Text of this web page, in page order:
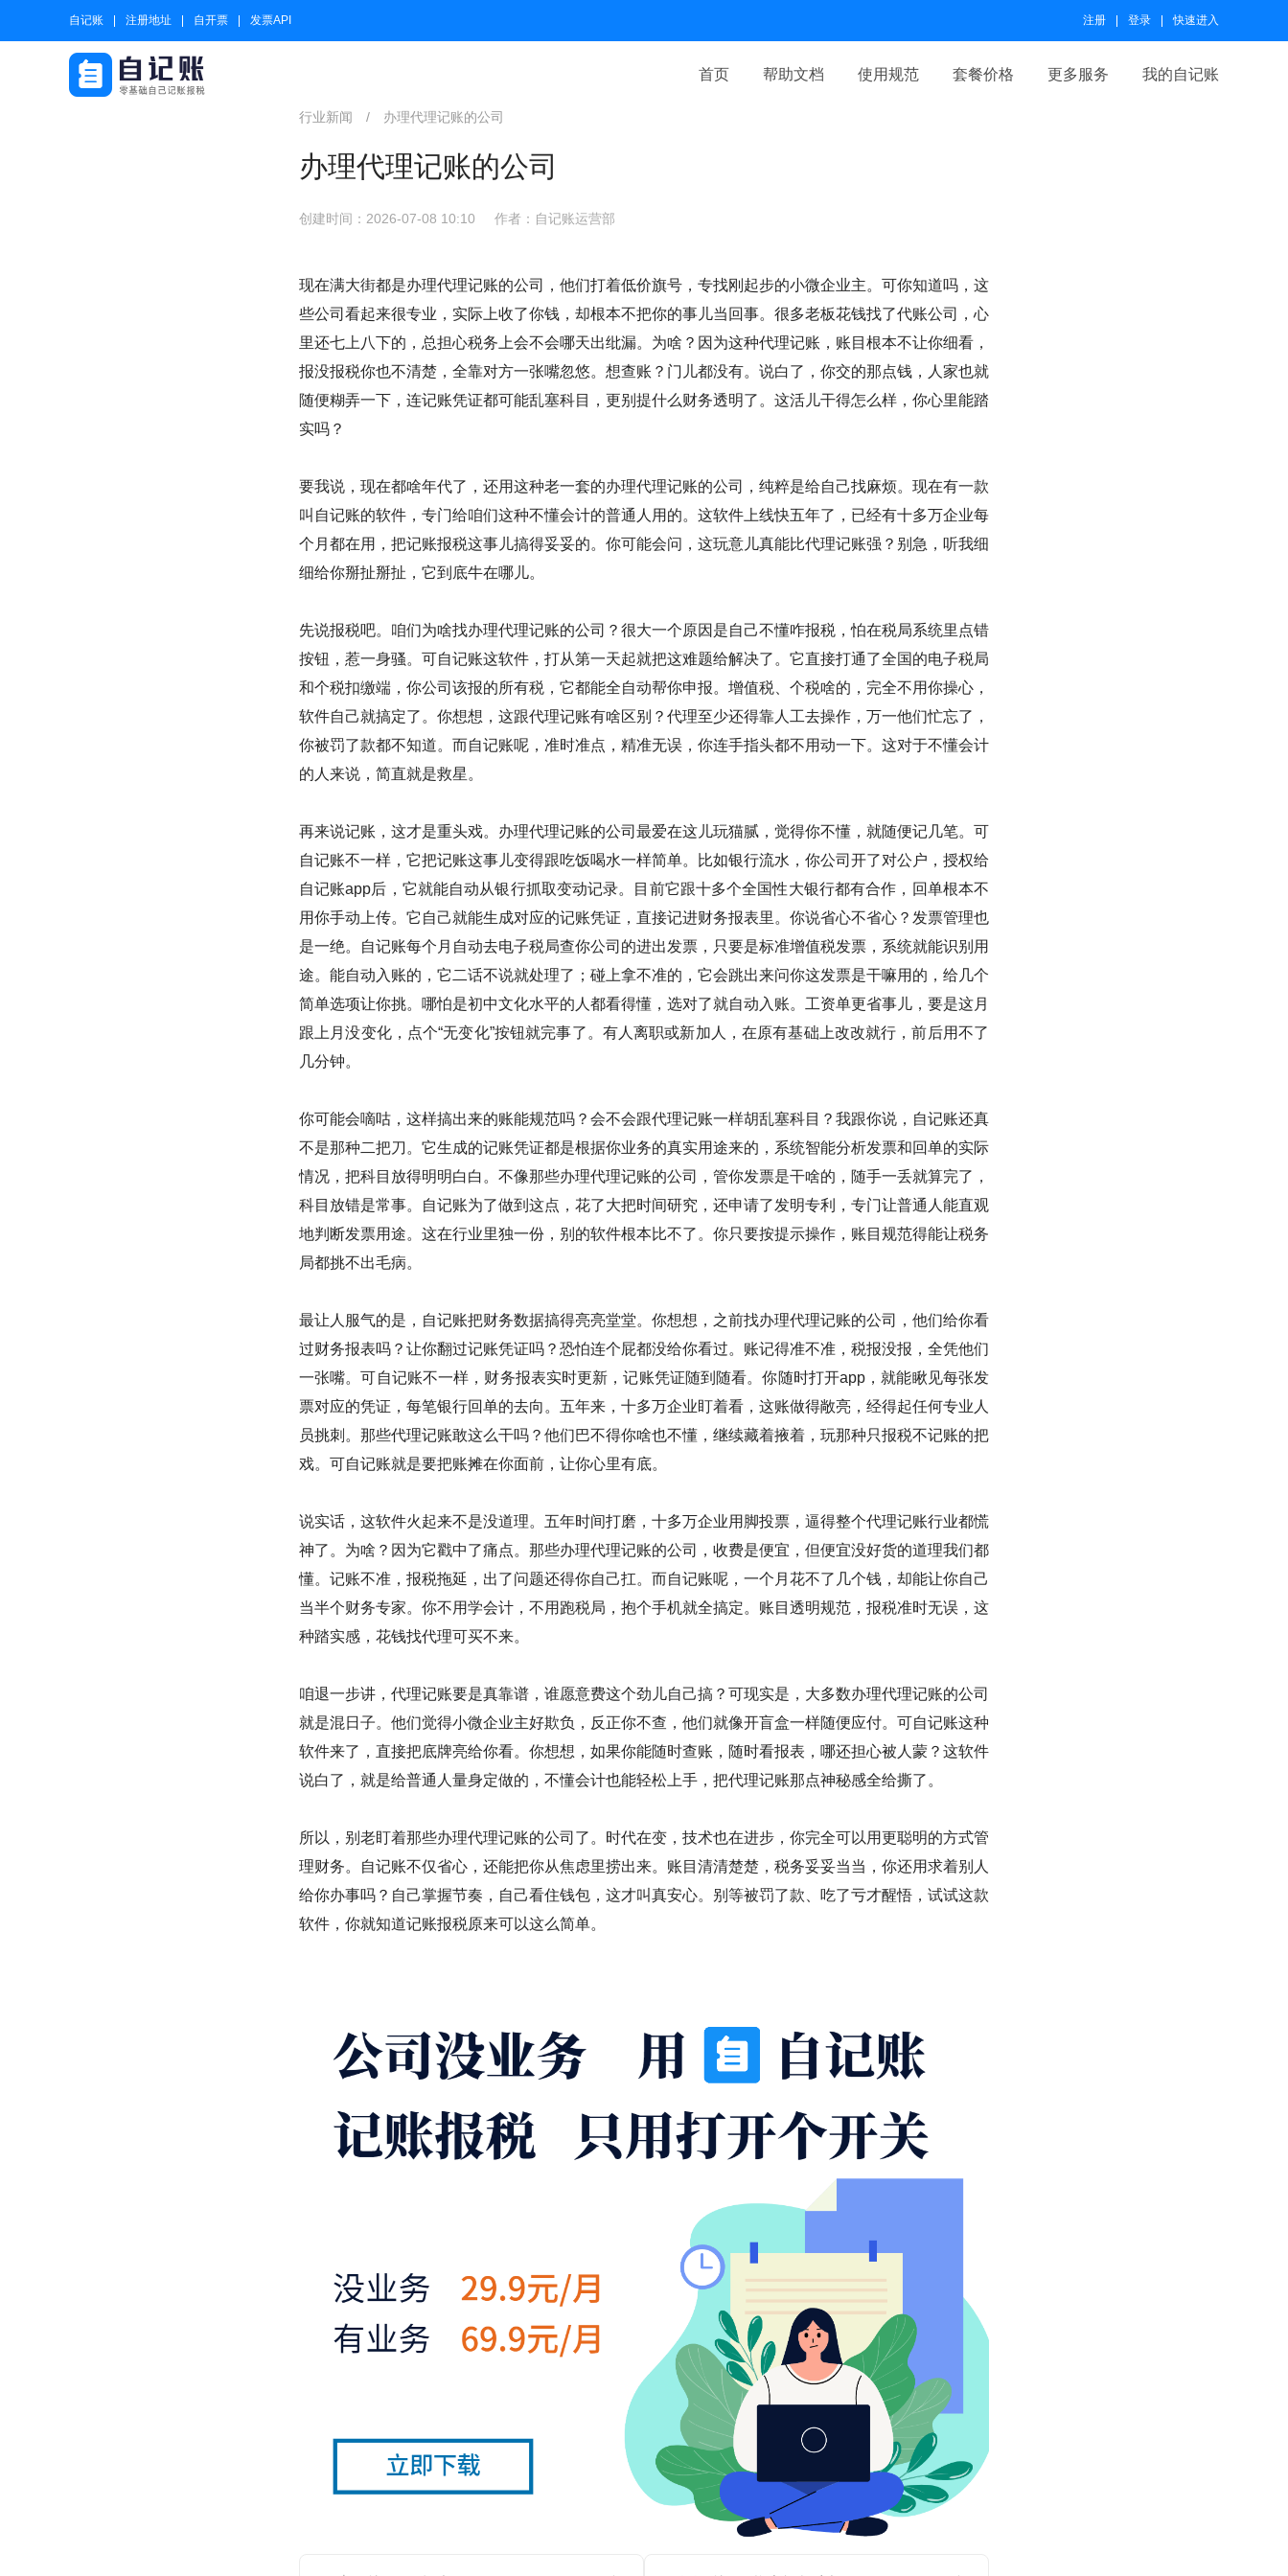
自记账 注册地址 自开票 发票API 注册 登录 快速进入
首页 帮助文档 使用规范 套餐价格 更多服务 我的自记账
行业新闻 / 办理代理记账的公司
办理代理记账的公司
创建时间：2026-07-08 10:10 作者：自记账运营部
现在满大街都是办理代理记账的公司，他们打着低价旗号，专找刚起步的小微企业主。可你知道吗，这
些公司看起来很专业，实际上收了你钱，却根本不把你的事儿当回事。很多老板花钱找了代账公司，心
里还七上八下的，总担心税务上会不会哪天出纰漏。为啥？因为这种代理记账，账目根本不让你细看，
报没报税你也不清楚，全靠对方一张嘴忽悠。想查账？门儿都没有。说白了，你交的那点钱，人家也就
随便糊弄一下，连记账凭证都可能乱塞科目，更别提什么财务透明了。这活儿干得怎么样，你心里能踏
实吗？
要我说，现在都啥年代了，还用这种老一套的办理代理记账的公司，纯粹是给自己找麻烦。现在有一款
叫自记账的软件，专门给咱们这种不懂会计的普通人用的。这软件上线快五年了，已经有十多万企业每
个月都在用，把记账报税这事儿搞得妥妥的。你可能会问，这玩意儿真能比代理记账强？别急，听我细
细给你掰扯掰扯，它到底牛在哪儿。
先说报税吧。咱们为啥找办理代理记账的公司？很大一个原因是自己不懂咋报税，怕在税局系统里点错
按钮，惹一身骚。可自记账这软件，打从第一天起就把这难题给解决了。它直接打通了全国的电子税局
和个税扣缴端，你公司该报的所有税，它都能全自动帮你申报。增值税、个税啥的，完全不用你操心，
软件自己就搞定了。你想想，这跟代理记账有啥区别？代理至少还得靠人工去操作，万一他们忙忘了，
你被罚了款都不知道。而自记账呢，准时准点，精准无误，你连手指头都不用动一下。这对于不懂会计
的人来说，简直就是救星。
再来说记账，这才是重头戏。办理代理记账的公司最爱在这儿玩猫腻，觉得你不懂，就随便记几笔。可
自记账不一样，它把记账这事儿变得跟吃饭喝水一样简单。比如银行流水，你公司开了对公户，授权给
自记账app后，它就能自动从银行抓取变动记录。目前它跟十多个全国性大银行都有合作，回单根本不
用你手动上传。它自己就能生成对应的记账凭证，直接记进财务报表里。你说省心不省心？发票管理也
是一绝。自记账每个月自动去电子税局查你公司的进出发票，只要是标准增值税发票，系统就能识别用
途。能自动入账的，它二话不说就处理了；碰上拿不准的，它会跳出来问你这发票是干嘛用的，给几个
简单选项让你挑。哪怕是初中文化水平的人都看得懂，选对了就自动入账。工资单更省事儿，要是这月
跟上月没变化，点个“无变化”按钮就完事了。有人离职或新加人，在原有基础上改改就行，前后用不了
几分钟。
你可能会嘀咕，这样搞出来的账能规范吗？会不会跟代理记账一样胡乱塞科目？我跟你说，自记账还真
不是那种二把刀。它生成的记账凭证都是根据你业务的真实用途来的，系统智能分析发票和回单的实际
情况，把科目放得明明白白。不像那些办理代理记账的公司，管你发票是干啥的，随手一丢就算完了，
科目放错是常事。自记账为了做到这点，花了大把时间研究，还申请了发明专利，专门让普通人能直观
地判断发票用途。这在行业里独一份，别的软件根本比不了。你只要按提示操作，账目规范得能让税务
局都挑不出毛病。
最让人服气的是，自记账把财务数据搞得亮亮堂堂。你想想，之前找办理代理记账的公司，他们给你看
过财务报表吗？让你翻过记账凭证吗？恐怕连个屁都没给你看过。账记得准不准，税报没报，全凭他们
一张嘴。可自记账不一样，财务报表实时更新，记账凭证随到随看。你随时打开app，就能瞅见每张发
票对应的凭证，每笔银行回单的去向。五年来，十多万企业盯着看，这账做得敞亮，经得起任何专业人
员挑刺。那些代理记账敢这么干吗？他们巴不得你啥也不懂，继续藏着掖着，玩那种只报税不记账的把
戏。可自记账就是要把账摊在你面前，让你心里有底。
说实话，这软件火起来不是没道理。五年时间打磨，十多万企业用脚投票，逼得整个代理记账行业都慌
神了。为啥？因为它戳中了痛点。那些办理代理记账的公司，收费是便宜，但便宜没好货的道理我们都
懂。记账不准，报税拖延，出了问题还得你自己扛。而自记账呢，一个月花不了几个钱，却能让你自己
当半个财务专家。你不用学会计，不用跑税局，抱个手机就全搞定。账目透明规范，报税准时无误，这
种踏实感，花钱找代理可买不来。
咱退一步讲，代理记账要是真靠谱，谁愿意费这个劲儿自己搞？可现实是，大多数办理代理记账的公司
就是混日子。他们觉得小微企业主好欺负，反正你不查，他们就像开盲盒一样随便应付。可自记账这种
软件来了，直接把底牌亮给你看。你想想，如果你能随时查账，随时看报表，哪还担心被人蒙？这软件
说白了，就是给普通人量身定做的，不懂会计也能轻松上手，把代理记账那点神秘感全给撕了。
所以，别老盯着那些办理代理记账的公司了。时代在变，技术也在进步，你完全可以用更聪明的方式管
理财务。自记账不仅省心，还能把你从焦虑里捞出来。账目清清楚楚，税务妥妥当当，你还用求着别人
给你办事吗？自己掌握节奏，自己看住钱包，这才叫真安心。别等被罚了款、吃了亏才醒悟，试试这款
软件，你就知道记账报税原来可以这么简单。